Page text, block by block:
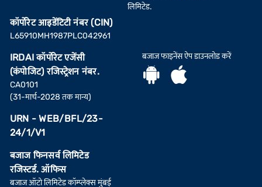
कॉर्पोरेट आइडेंटिटी नंबर (CIN)
L65910MH1987PLC042961
IRDAI कॉर्पोरेट एजेंसी
(कंपोजिट) रजिस्ट्रेशन नंबर.
CA0101
(31-मार्च-2028 तक मान्य)
URN - WEB/BFL/23-
24/1/V1
बजाज फिनसर्व लिमिटेड
रजिस्टर्ड. ऑफिस
बजाज ऑटो लिमिटेड कॉम्प्लेक्स मुंबई
लिमिटेड.
बजाज फाइनेंस ऐप डाउनलोड करें